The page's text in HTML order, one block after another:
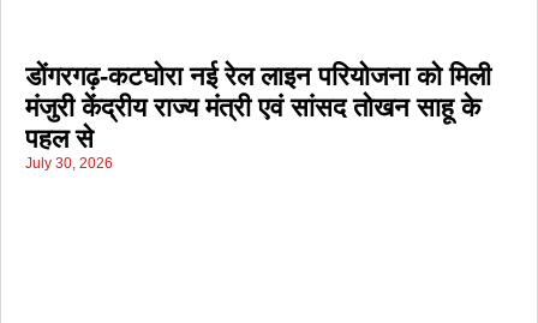
डोंगरगढ़-कटघोरा नई रेल लाइन परियोजना को मिली
मंजुरी केंद्रीय राज्य मंत्री एवं सांसद तोखन साहू के
पहल से
July 30, 2026